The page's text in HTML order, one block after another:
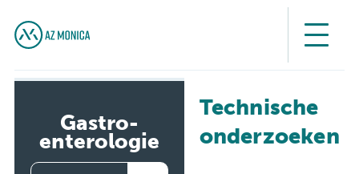
Gastro-
enterologie
Technische
onderzoeken